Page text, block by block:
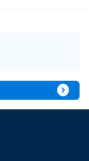
expand_circle_right